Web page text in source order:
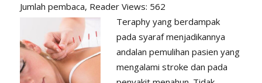
Jumlah pembaca, ReaderViews: 562
Teraphy yang berdampak
pada syaraf menjadikannya
andalan pemulihan pasien yang
mengalami stroke dan pada